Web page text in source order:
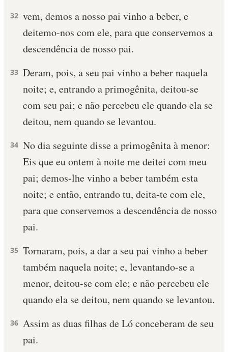
32 vem, demos a nosso pai vinho a beber, e
deitemo-nos com ele, para que conservemos a
descendência de nosso pai.
33 Deram, pois, a seu pai vinho a beber naquela
noite; e, entrando a primogênita, deitou-se
com seu pai; e não percebeu ele quando ela se
deitou, nem quando se levantou.
34 No dia seguinte disse a primogênita à menor:
Eis que eu ontem à noite me deitei com meu
pai; demos-lhe vinho a beber também esta
noite; e então, entrando tu, deita-te com ele,
para que conservemos a descendência de nosso
pai.
35 Tornaram, pois, a dar a seu pai vinho a beber
também naquela noite; e, levantando-se a
menor, deitou-se com ele; e não percebeu ele
quando ela se deitou, nem quando se levantou.
36 Assim as duas filhas de Ló conceberam de seu
pai.